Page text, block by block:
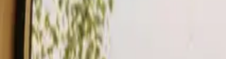
Carte-cadeau devenir hôte